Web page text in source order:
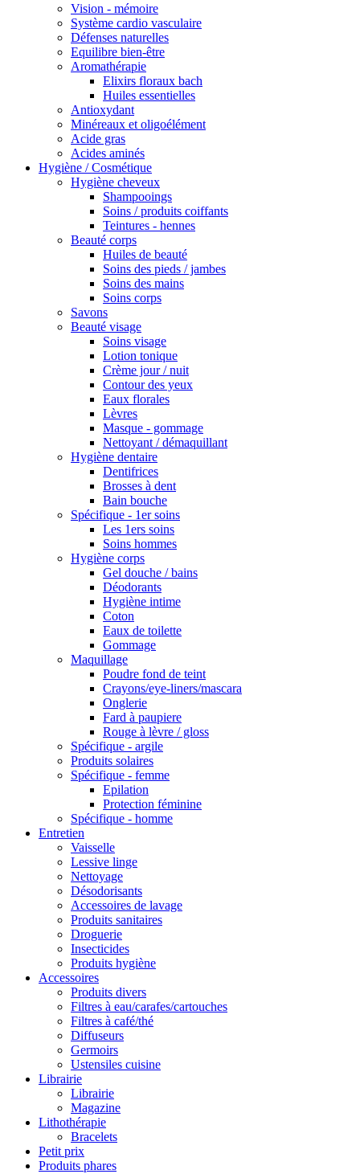
Vision - mémoire
Système cardio vasculaire
Défenses naturelles
Equilibre bien-être
Aromathérapie
Elixirs floraux bach
Huiles essentielles
Antioxydant
Minéreaux et oligoélément
Acide gras
Acides aminés
Hygiène / Cosmétique
Hygiène cheveux
Shampooings
Soins / produits coiffants
Teintures - hennes
Beauté corps
Huiles de beauté
Soins des pieds / jambes
Soins des mains
Soins corps
Savons
Beauté visage
Soins visage
Lotion tonique
Crème jour / nuit
Contour des yeux
Eaux florales
Lèvres
Masque - gommage
Nettoyant / démaquillant
Hygiène dentaire
Dentifrices
Brosses à dent
Bain bouche
Spécifique - 1er soins
Les 1ers soins
Soins hommes
Hygiène corps
Gel douche / bains
Déodorants
Hygiène intime
Coton
Eaux de toilette
Gommage
Maquillage
Poudre fond de teint
Crayons/eye-liners/mascara
Onglerie
Fard à paupiere
Rouge à lèvre / gloss
Spécifique - argile
Produits solaires
Spécifique - femme
Epilation
Protection féminine
Spécifique - homme
Entretien
Vaisselle
Lessive linge
Nettoyage
Désodorisants
Accessoires de lavage
Produits sanitaires
Droguerie
Insecticides
Produits hygiène
Accessoires
Produits divers
Filtres à eau/carafes/cartouches
Filtres à café/thé
Diffuseurs
Germoirs
Ustensiles cuisine
Librairie
Librairie
Magazine
Lithothérapie
Bracelets
Petit prix
Produits phares